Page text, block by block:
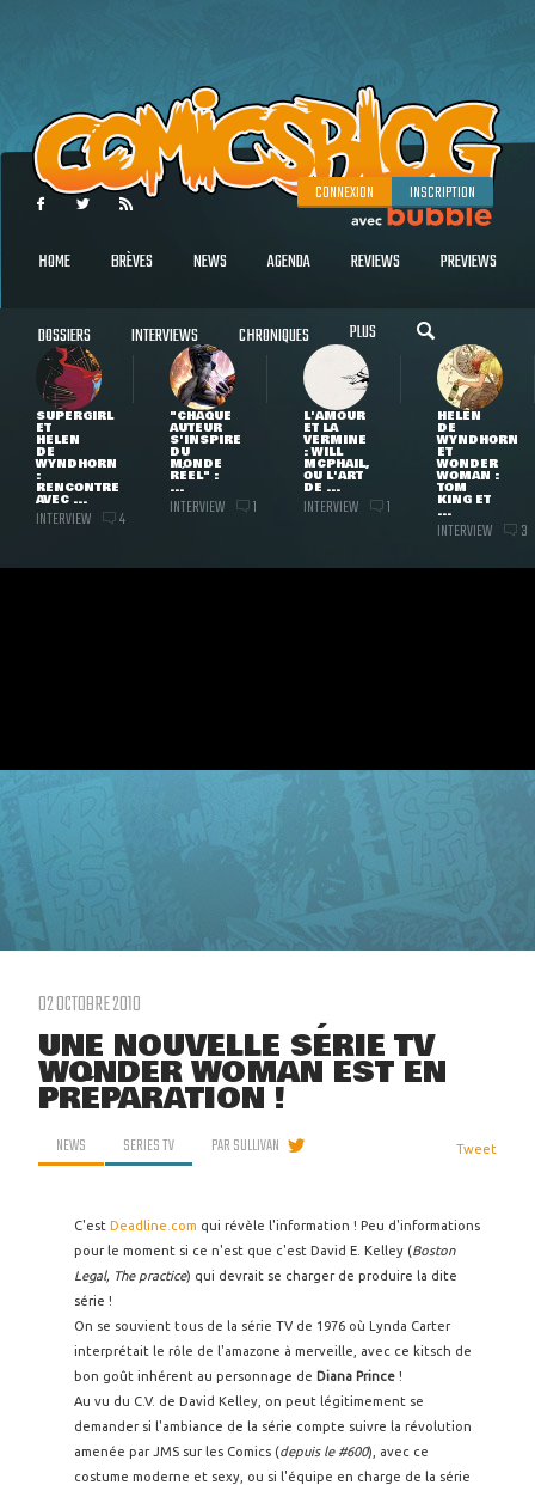
CONNEXION INSCRIPTION
HOME BRÈVES NEWS AGENDA REVIEWS PREVIEWS
DOSSIERS INTERVIEWS CHRONIQUES PLUS
SUPERGIRL
ET
HELEN
DE
WYNDHORN
:
RENCONTRE
AVEC ...
INTERVIEW 4
"CHAQUE
AUTEUR
S'INSPIRE
DU
MONDE
RÉEL" :
...
INTERVIEW 1
L'AMOUR
ET LA
VERMINE
: WILL
MCPHAIL,
OU L'ART
DE ...
INTERVIEW 1
HELEN
DE
WYNDHORN
ET
WONDER
WOMAN :
TOM
KING ET
...
INTERVIEW 3
02 OCTOBRE 2010
UNE NOUVELLE SÉRIE TV
WONDER WOMAN EST EN
PRÉPARATION !
NEWS SERIES TV PARSULLIVAN Tweet
C'est Deadline.com qui révèle l'information ! Peu d'informations
pour le moment si ce n'est que c'est David E. Kelley (Boston
Legal, The practice) qui devrait se charger de produire la dite
série !
On se souvient tous de la série TV de 1976 où Lynda Carter
interprétait le rôle de l'amazone à merveille, avec ce kitsch de
bon goût inhérent au personnage de Diana Prince !
Au vu du C.V. de David Kelley, on peut légitimement se
demander si l'ambiance de la série compte suivre la révolution
amenée par JMS sur les Comics (depuis le #600), avec ce
costume moderne et sexy, ou si l'équipe en charge de la série